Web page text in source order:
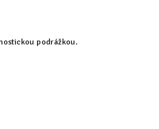
podrážkou.